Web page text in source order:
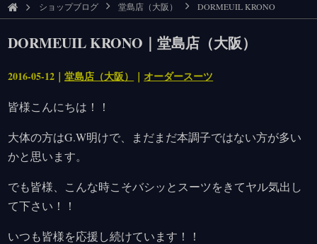
ショップブログ 堂島店（大阪） DORMEUIL KRONO
DORMEUIL KRONO｜堂島店（大阪）
2016-05-12｜堂島店（大阪） ｜ オーダースーツ
皆様こんにちは！！
大体の方はG.W明けで、まだまだ本調子ではない方が多い
かと思います。
でも皆様、こんな時こそバシッとスーツをきてヤル気出し
て下さい！！
いつも皆様を応援し続けています！！